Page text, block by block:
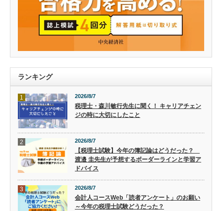
ランキング
1 2026/8/7
税理士・森川敏行先生に聞く！ キャリアチェン
ジの時に大切にしたこと
2 2026/8/7
【税理士試験】今年の簿記論はどうだった？
渡邉 圭先生が予想するボーダーラインと学習ア
ドバイス
3 2026/8/7
会計人コースWeb「読者アンケート」のお願い
～今年の税理士試験どうだった？